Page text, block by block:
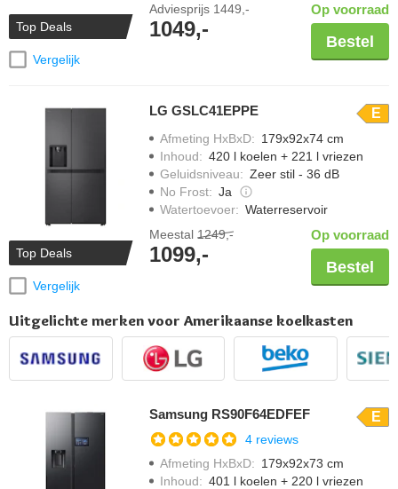
Top Deals
Vergelijk
Adviesprijs 1449,-
1049,-
Op voorraad
Bestel
Top Deals
Vergelijk
LG GSLC41EPPE E
Afmeting HxBxD: 179x92x74 cm
Inhoud: 420 l koelen + 221 l vriezen
Geluidsniveau: Zeer stil - 36 dB
No Frost: Ja
Watertoevoer: Waterreservoir
Meestal 1249,-
1099,-
Op voorraad
Bestel
Uitgelichte merken voor Amerikaanse koelkasten
Samsung RS90F64EDFEF E
4 reviews
Afmeting HxBxD: 179x92x73 cm
Inhoud: 401 l koelen + 220 l vriezen